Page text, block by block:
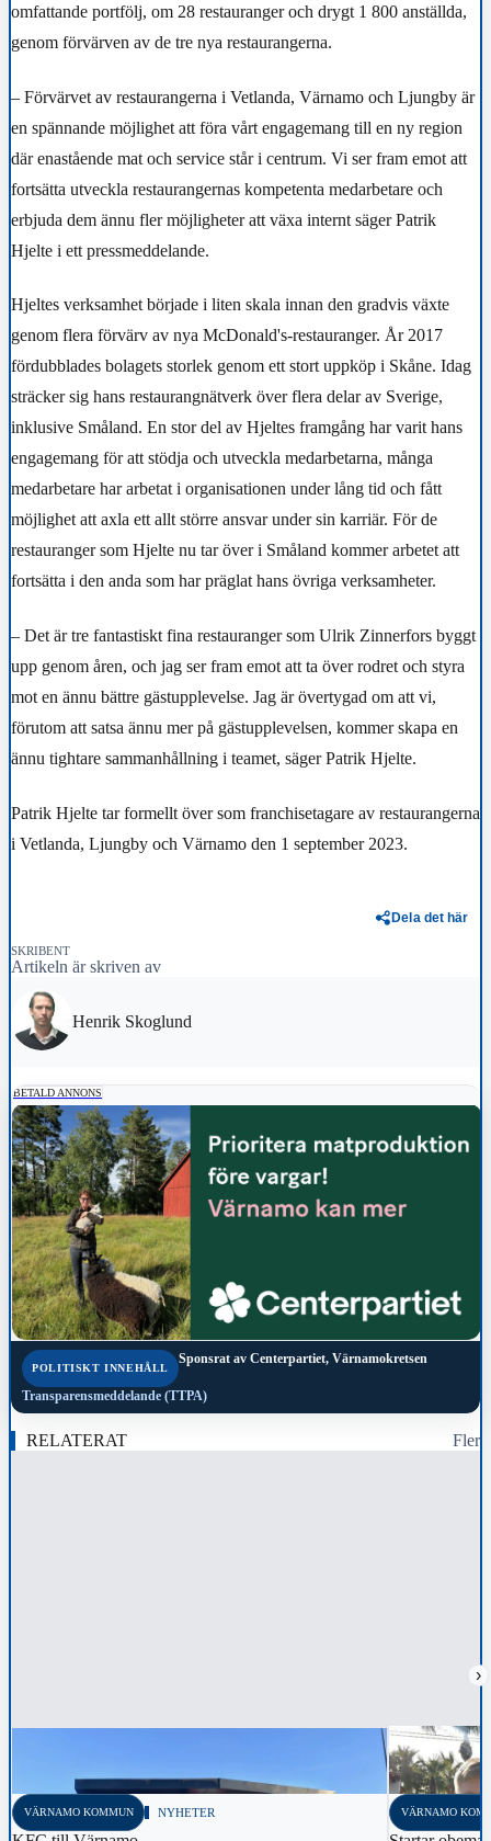
omfattande portfölj, om 28 restauranger och drygt 1 800 anställda,
genom förvärven av de tre nya restaurangerna.
– Förvärvet av restaurangerna i Vetlanda, Värnamo och Ljungby är
en spännande möjlighet att föra vårt engagemang till en ny region
där enastående mat och service står i centrum. Vi ser fram emot att
fortsätta utveckla restaurangernas kompetenta medarbetare och
erbjuda dem ännu fler möjligheter att växa internt säger Patrik
Hjelte i ett pressmeddelande.
Hjeltes verksamhet började i liten skala innan den gradvis växte
genom flera förvärv av nya McDonald's-restauranger. År 2017
fördubblades bolagets storlek genom ett stort uppköp i Skåne. Idag
sträcker sig hans restaurangnätverk över flera delar av Sverige,
inklusive Småland. En stor del av Hjeltes framgång har varit hans
engagemang för att stödja och utveckla medarbetarna, många
medarbetare har arbetat i organisationen under lång tid och fått
möjlighet att axla ett allt större ansvar under sin karriär. För de
restauranger som Hjelte nu tar över i Småland kommer arbetet att
fortsätta i den anda som har präglat hans övriga verksamheter.
– Det är tre fantastiskt fina restauranger som Ulrik Zinnerfors byggt
upp genom åren, och jag ser fram emot att ta över rodret och styra
mot en ännu bättre gästupplevelse. Jag är övertygad om att vi,
förutom att satsa ännu mer på gästupplevelsen, kommer skapa en
ännu tightare sammanhållning i teamet, säger Patrik Hjelte.
Patrik Hjelte tar formellt över som franchisetagare av restaurangerna
i Vetlanda, Ljungby och Värnamo den 1 september 2023.
Dela det här
SKRIBENT
Artikeln är skriven av
Henrik Skoglund
BETALD ANNONS
POLITISKT INNEHÅLL
Sponsrat av Centerpartiet, Värnamokretsen
Transparensmeddelande (TTPA)
RELATERAT Fler
›
VÄRNAMO KOMMUN NYHETER VÄRNAMO